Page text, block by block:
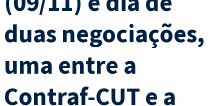
duas negociações,
uma entre a
Contraf-CUT e a